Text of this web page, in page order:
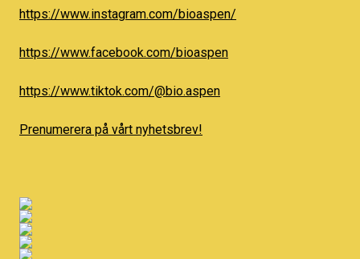
https://www.instagram.com/bioaspen/
https://www.facebook.com/bioaspen
https://www.tiktok.com/@bio.aspen
Prenumerera på vårt nyhetsbrev!